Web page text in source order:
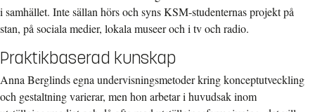
i samhället. Inte sällan hörs och syns KSM-studenternas projekt på
stan, på sociala medier, lokala museer och i tv och radio.
Praktikbaserad kunskap
Anna Berglinds egna undervisningsmetoder kring konceptutveckling
och gestaltning varierar, men hon arbetar i huvudsak inom